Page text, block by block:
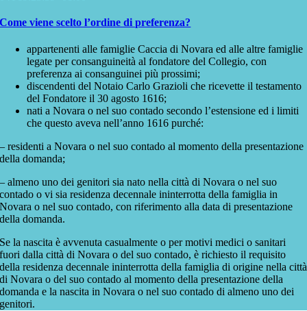
Come viene scelto l’ordine di preferenza?
appartenenti alle famiglie Caccia di Novara ed alle altre famiglie
legate per consanguineità al fondatore del Collegio, con
preferenza ai consanguinei più prossimi;
discendenti del Notaio Carlo Grazioli che ricevette il testamento
del Fondatore il 30 agosto 1616;
nati a Novara o nel suo contado secondo l’estensione ed i limiti
che questo aveva nell’anno 1616 purché:
– residenti a Novara o nel suo contado al momento della presentazione
della domanda;
– almeno uno dei genitori sia nato nella città di Novara o nel suo
contado o vi sia residenza decennale ininterrotta della famiglia in
Novara o nel suo contado, con riferimento alla data di presentazione
della domanda.
Se la nascita è avvenuta casualmente o per motivi medici o sanitari
fuori dalla città di Novara o del suo contado, è richiesto il requisito
della residenza decennale ininterrotta della famiglia di origine nella città
di Novara o del suo contado al momento della presentazione della
domanda e la nascita in Novara o nel suo contado di almeno uno dei
genitori.